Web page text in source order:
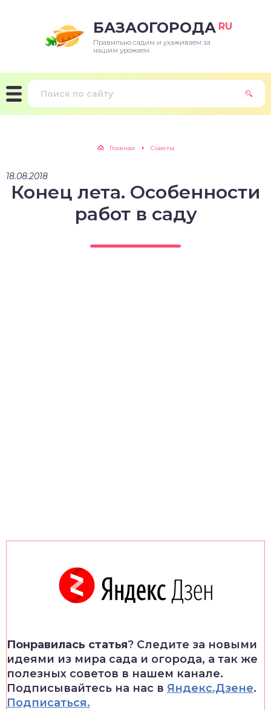
БАЗАОГОРОДА RU
Правильно садим и ухаживаем за
нашим урожаем.
Главная Советы
18.08.2018
Конец лета. Особенности
работ в саду
Понравилась статья? Следите за новыми
идеями из мира сада и огорода, а так же
полезных советов в нашем канале.
Подписывайтесь на нас в Яндекс.Дзене.
Подписаться.